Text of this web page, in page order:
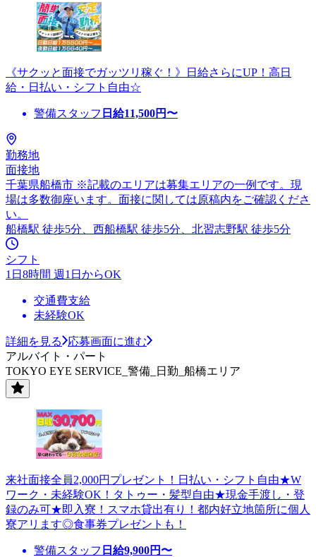
《サクッと面接でガッツリ稼ぐ！》日給さらにUP！高日
給・日払い・シフト自由☆
警備スタッフ 日給11,500円〜
勤務地
面接地
千葉県船橋市 ※記載のエリアは募集エリアの一例です。現
場は多数御座います。面接に関しては原稿内をご確認くださ
い。
船橋駅 徒歩5分、西船橋駅 徒歩5分、北習志野駅 徒歩5分
シフト
1日8時間 週1日からOK
交通費支給
未経験OK
詳細を見る
応募画面に進む
アルバイト・パート
TOKYO EYE SERVICE_警備_日勤_船橋エリア
来社面接全員2,000円プレゼント！日払い・シフト自由★W
ワーク・未経験OK！タトゥー・髪型自由★現金手渡し・登
録のみ可★即入寮！スマホ貸出有り！都内好立地箇所に個人
寮アリます◎食事券プレゼントも！
警備スタッフ 日給9,900円〜